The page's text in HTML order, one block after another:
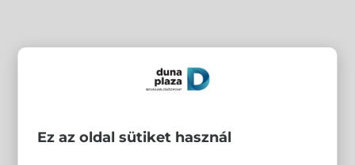
Ez az oldal sütiket használ